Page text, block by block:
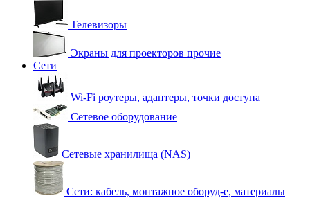
Телевизоры
Экраны для проекторов прочие
Сети
Wi-Fi роутеры, адаптеры, точки доступа
Сетевое оборудование
Сетевые хранилища (NAS)
Сети: кабель, монтажное оборуд-е, материалы